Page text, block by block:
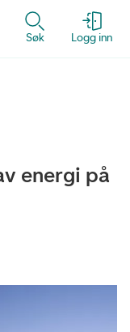
Søk Logg inn
energi på